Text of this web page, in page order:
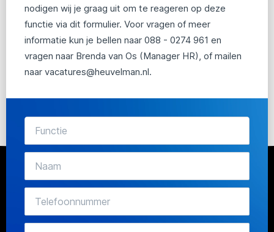
nodigen wij je graag uit om te reageren op deze
functie via dit formulier. Voor vragen of meer
informatie kun je bellen naar 088 - 0274 961 en
vragen naar Brenda van Os (Manager HR), of mailen
naar vacatures@heuvelman.nl.